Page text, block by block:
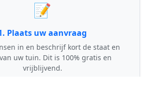
📝
Plaats uw aanvraag
in en beschrijf kort de staat en
uw tuin. Dit is 100% gratis en
vrijblijvend.